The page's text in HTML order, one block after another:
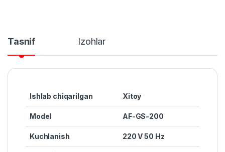
Tasnif Izohlar
Ishlab chiqarilgan Xitoy
Model AF-GS-200
Kuchlanish 220 V 50 Hz